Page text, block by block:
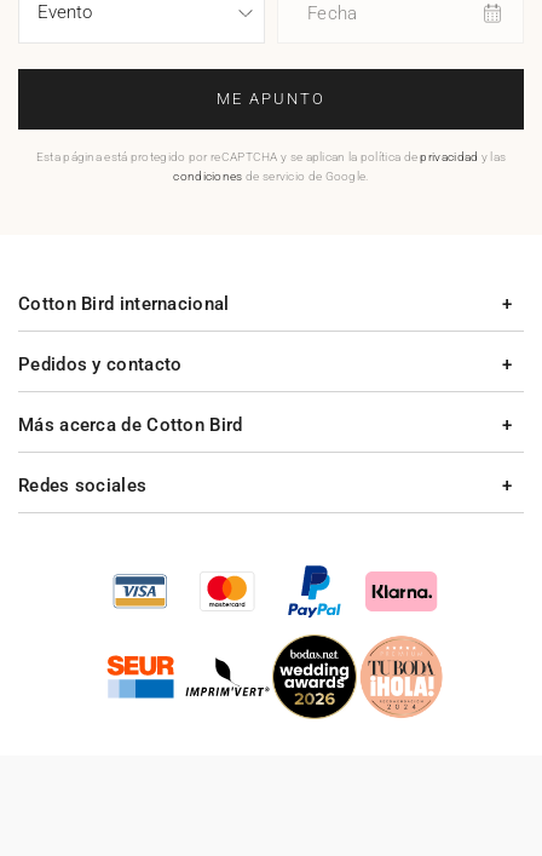
Fecha
ME APUNTO
Esta página está protegido por reCAPTCHA y se aplican la política deprivacidad y las
condiciones de servicio de Google.
Pedidos y contacto
Más acerca de Cotton Bird
Cotton Bird internacional
Redes sociales